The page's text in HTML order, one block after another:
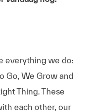
everything we do:
Go, We Grow and
Thing. These
each other, our